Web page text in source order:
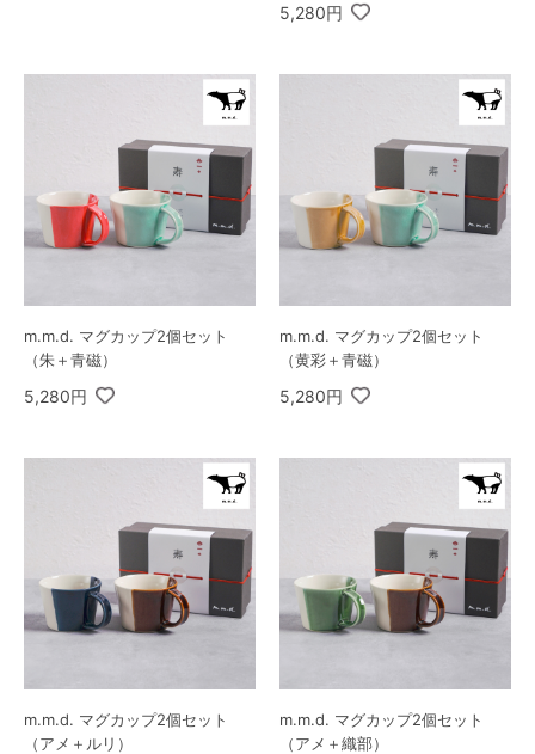
5,280円
m.m.d. マグカップ2個セット
（朱＋青磁）
5,280円
m.m.d. マグカップ2個セット
（黄彩＋青磁）
5,280円
m.m.d. マグカップ2個セット
（アメ＋ルリ）
m.m.d. マグカップ2個セット
（アメ＋織部）